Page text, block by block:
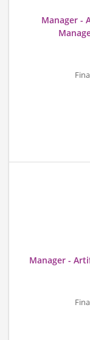
Manager -
Manager -